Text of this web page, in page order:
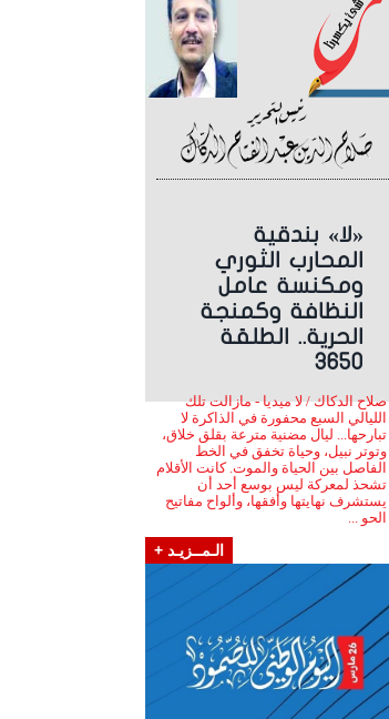
«لا» بندقية
المحارب الثوري
ومكنسة عامل
النظافة وكمنجة
الحرية.. الطلقة
3650
صلاح الدكاك / لا ميديا - مازالت تلك
الليالي السبع محفورة في الذاكرة لا
تبارحها... ليال مضنية مترعة بقلق خلاق،
وتوتر نبيل، وحياة تخفق في الخط
الفاصل بين الحياة والموت. كانت الأقلام
تشحذ لمعركة ليس بوسع أحد أن
يستشرف نهايتها وأفقها، وألواح مفاتيح
الحو ...
الـمــزيـد +